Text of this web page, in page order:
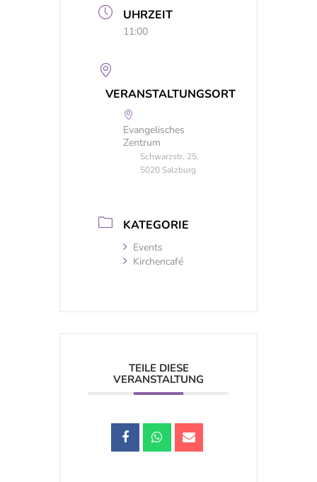
UHRZEIT
11:00
VERANSTALTUNGSORT
Evangelisches
Zentrum
Schwarzstr. 25,
5020 Salzburg
KATEGORIE
Events
Kirchencafé
TEILE DIESE
VERANSTALTUNG